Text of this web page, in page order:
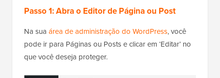
Passo 1: Abra o Editor de Página ou Post
Na sua área de administração do WordPress, você
pode ir para Páginas ou Posts e clicar em ‘Editar’ no
que você deseja proteger.